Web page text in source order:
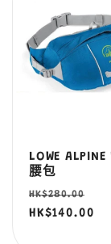
LOWE ALPINE
腰包
定
價
HK$280.00
價
HK$140.00